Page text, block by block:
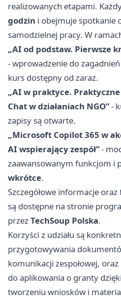
realizowanych etapami.
godzin i obejmuje spotkanie
samodzielnej pracy. W
„AI od podstaw. Pierwsze
- wprowadzenie do
kurs dostępny od zaraz.
„AI w praktyce.
Chat w działaniach NGO”-
zapisy są otwarte.
„Microsoft Copilot 365 w
AI wspierający zespół”-
zaawansowanym funkcjom i
wkrótce.
Szczegółowe informacje
są dostępne na stronie
przezTechSoup Polska.
Korzyści z udziału są
przygotowywania
komunikacji zespołowej,
do aplikowania o granty
tworzeniu wniosków i